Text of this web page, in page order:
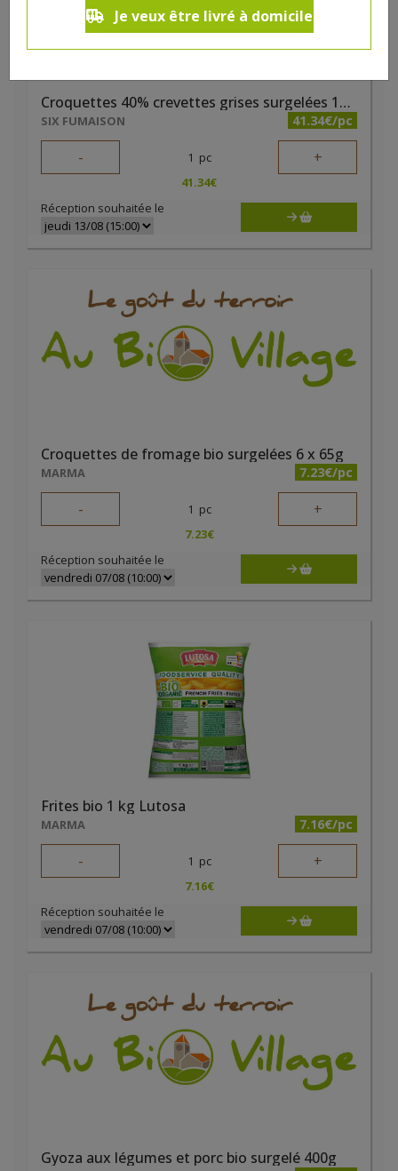
Je veux être livré à domicile
Croquettes 40% crevettes grises surgelées 10pc x 80g
SIX FUMAISON 41.34€/pc
- 1 pc +
41.34€
Réception souhaitée le
Croquettes de fromage bio surgelées 6 x 65g
MARMA 7.23€/pc
- 1 pc +
7.23€
Réception souhaitée le
Frites bio 1 kg Lutosa
MARMA 7.16€/pc
- 1 pc +
7.16€
Réception souhaitée le
Gyoza aux légumes et porc bio surgelé 400g